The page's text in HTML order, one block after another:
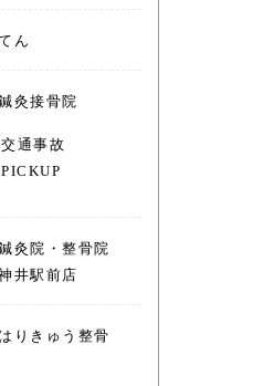
ん
灸接骨院
交通事故
PICKUP
灸院・整骨院
井駅前店
りきゅう整骨